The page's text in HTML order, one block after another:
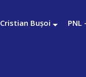
Cristian Bușoi PNL